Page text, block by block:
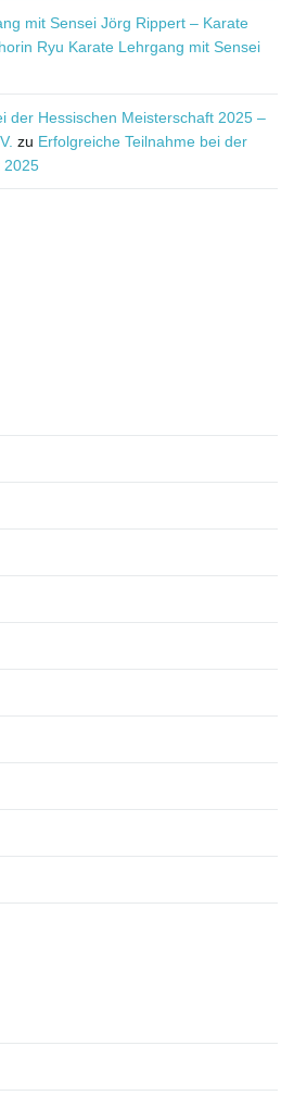
mit Sensei Jörg Rippert – Karate
Ryu Karate Lehrgang mit Sensei
der Hessischen Meisterschaft 2025 –
zu Erfolgreiche Teilnahme bei der
2025